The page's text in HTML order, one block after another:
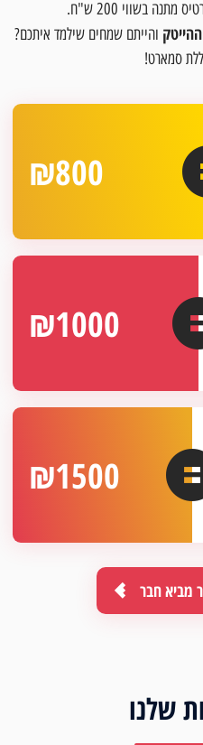
בשווי 200 ש"ח.
והייתם שמחים שילמד איתכם?
סמארט!
₪800
₪1000
₪1500
מביא חבר
שלנו